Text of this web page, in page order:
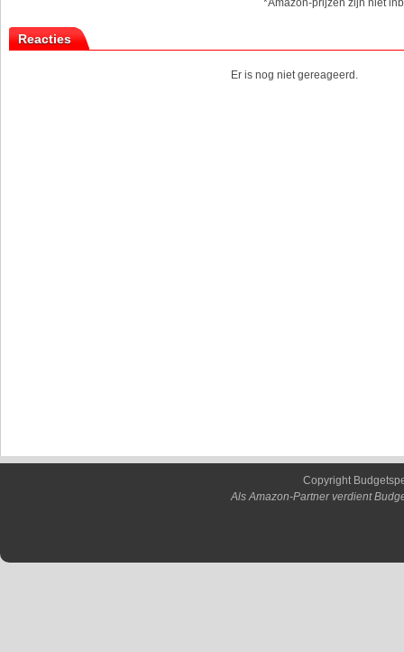
*Amazon-prijzen zijn niet
Reacties
Er is nog niet gereageerd.
Copyright
Als Amazon-Partner verdient